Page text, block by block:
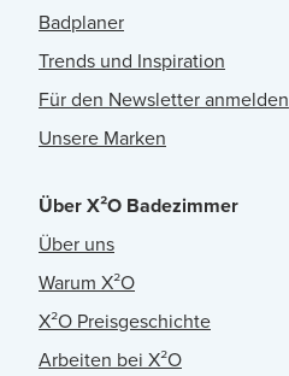
Badplaner
Trends und Inspiration
Für den Newsletter anmelden
Unsere Marken
Über X²O Badezimmer
Über uns
Warum X²O
X²O Preisgeschichte
Arbeiten bei X²O